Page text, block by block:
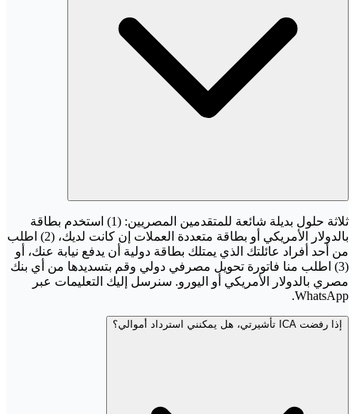
ثلاثة حلول بديلة شائعة للمتقدمين المصريين: (1) استخدم بطاقة
بالدولار الأمريكي أو بطاقة متعددة العملات إن كانت لديك، (2) اطلب
من أحد أفراد عائلتك الذي يمتلك بطاقة دولية أن يدفع نيابة عنك، أو
(3) اطلب منا فاتورة تحويل مصرفي دولي وقم بتسديدها من أي بنك
مصري بالدولار الأمريكي أو اليورو. سنرسل إليك التعليمات عبر
WhatsApp.
إذا رفضت ICA تأشيرتي، هل يمكنني استرداد أموالي؟